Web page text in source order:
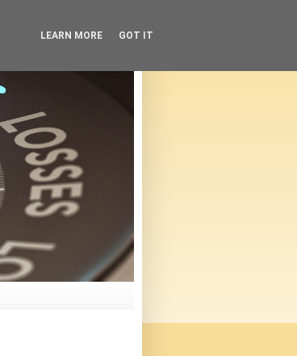
LEARN MORE GOT IT